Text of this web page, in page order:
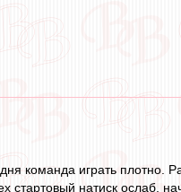
команда играть плотно.
стартовый натиск ослаб,